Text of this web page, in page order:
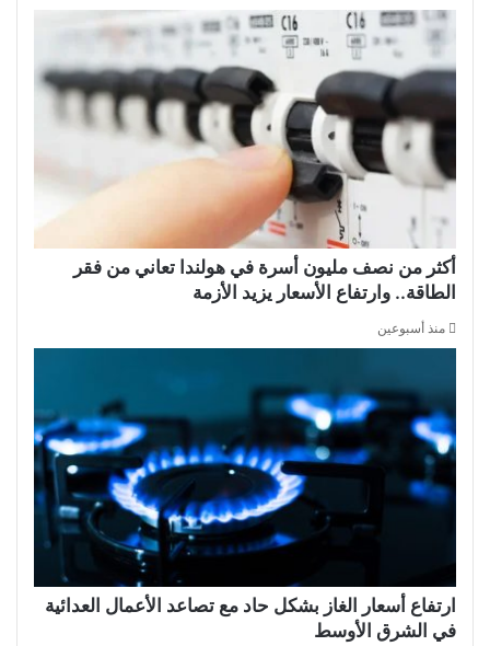
أكثر من نصف مليون أسرة في هولندا تعاني من فقر
الطاقة.. وارتفاع الأسعار يزيد الأزمة
منذ أسبوعين
ارتفاع أسعار الغاز بشكل حاد مع تصاعد الأعمال العدائية
في الشرق الأوسط